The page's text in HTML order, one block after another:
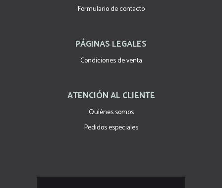
Formulario de contacto
PÁGINAS LEGALES
Condiciones de venta
ATENCIÓN AL CLIENTE
Quiénes somos
Pedidos especiales